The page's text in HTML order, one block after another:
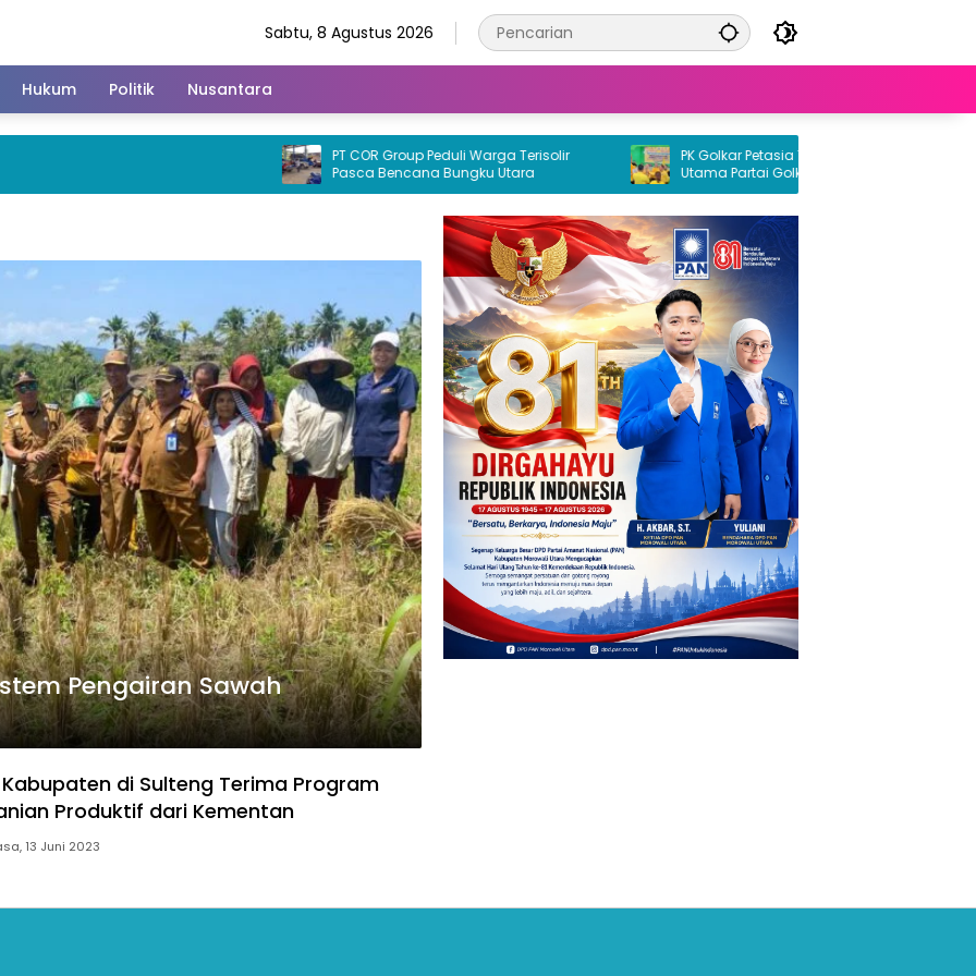
Sabtu, 8 Agustus 2026
Hukum Politik Nusantara
PT COR Group Peduli Warga Terisolir
Pasca Bencana Bungku Utara
PK Golkar Petasia Timur Jadi Kekuatan
Utama Partai Golkar di Morowali Utara
Pengairan Sawah
di Sulteng Terima Program
Produktif dari Kementan
13 Juni 2023